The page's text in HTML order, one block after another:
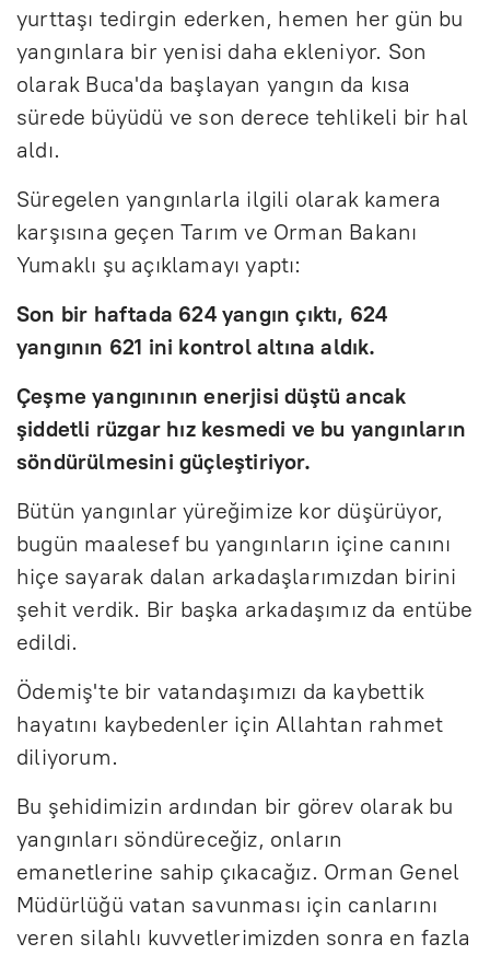
yurttaşı tedirgin ederken, hemen her gün bu
yangınlara bir yenisi daha ekleniyor. Son
olarak Buca'da başlayan yangın da kısa
sürede büyüdü ve son derece tehlikeli bir hal
aldı.
Süregelen yangınlarla ilgili olarak kamera
karşısına geçen Tarım ve Orman Bakanı
Yumaklı şu açıklamayı yaptı:
Son bir haftada 624 yangın çıktı, 624
yangının 621 ini kontrol altına aldık.
Çeşme yangınının enerjisi düştü ancak
şiddetli rüzgar hız kesmedi ve bu yangınların
söndürülmesini güçleştiriyor.
Bütün yangınlar yüreğimize kor düşürüyor,
bugün maalesef bu yangınların içine canını
hiçe sayarak dalan arkadaşlarımızdan birini
şehit verdik. Bir başka arkadaşımız da entübe
edildi.
Ödemiş'te bir vatandaşımızı da kaybettik
hayatını kaybedenler için Allahtan rahmet
diliyorum.
Bu şehidimizin ardından bir görev olarak bu
yangınları söndüreceğiz, onların
emanetlerine sahip çıkacağız. Orman Genel
Müdürlüğü vatan savunması için canlarını
veren silahlı kuvvetlerimizden sonra en fazla